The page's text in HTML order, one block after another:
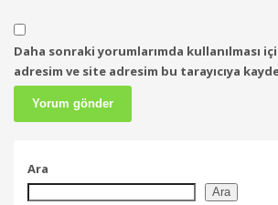
Daha sonraki yorumlarımda kullanılması
adresim ve site adresim bu tarayıcıya
Ara
Ara